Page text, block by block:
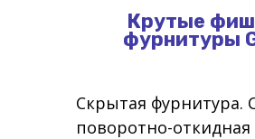
Крутые
фурнитуры
Скрытая фурнитура.
поворотно-откидная